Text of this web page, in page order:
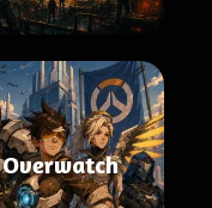
Overwatch